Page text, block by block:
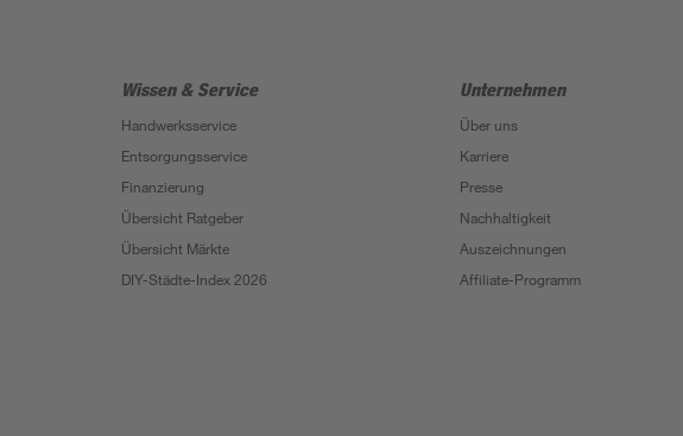
Wissen & Service
Handwerksservice
Entsorgungsservice
Finanzierung
Übersicht Ratgeber
Übersicht Märkte
DIY-Städte-Index 2026
Unternehmen
Über uns
Karriere
Presse
Nachhaltigkeit
Auszeichnungen
Affiliate-Programm